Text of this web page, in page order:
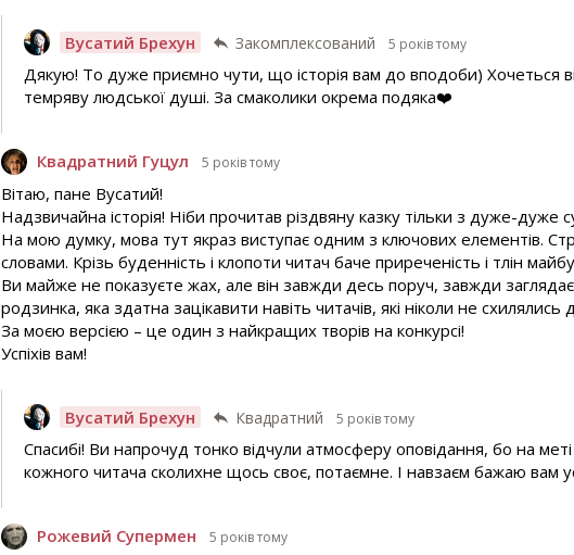
Вусатий Брехун Закомплексований 5 років тому
Дякую! То дуже приємно чути, що історія вам до вподоби) Хочеться
темряву людської душі. За смаколики окрема подяка❤️
Квадратний Гуцул 5 років тому
Вітаю, пане Вусатий!
Надзвичайна історія! Ніби прочитав різдвяну казку тільки з дуже-
На мою думку, мова тут якраз виступає одним з ключових елементів.
словами. Крізь буденність і клопоти читач баче приреченість і тлін
Ви майже не показуєте жах, але він завжди десь поруч, завжди
родзинка, яка здатна зацікавити навіть читачів, які ніколи не
За моєю версією – це один з найкращих творів на конкурсі!
Успіхів вам!
Вусатий Брехун Квадратний 5 років тому
Спасибі! Ви напрочуд тонко відчули атмосферу оповідання, бо на
кожного читача сколихне щось своє, потаємне. І навзаєм бажаю вам
Рожевий Супермен 5 років тому